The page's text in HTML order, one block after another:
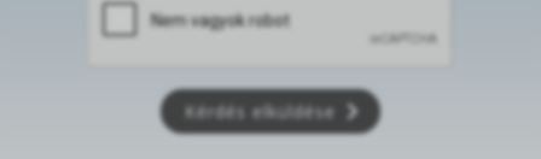
Kérdés elküldése